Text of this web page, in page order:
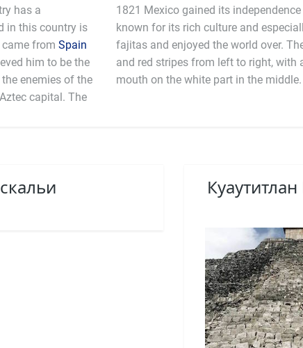
has a
in this country is
came from Spain
him to be the
enemies of the
capital. The
1821 Mexico gained its
known for its rich culture and
fajitas and enjoyed the world over.
and red stripes from left to right, with
mouth on the white part in the middle.